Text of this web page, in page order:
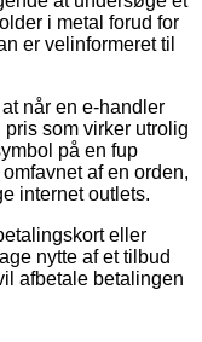
i metal forud for
er velinformeret til
når en e-handler
som virker utrolig
på en fup
af en orden,
internet outlets.
eller
nytte af et tilbud
afbetale betalingen